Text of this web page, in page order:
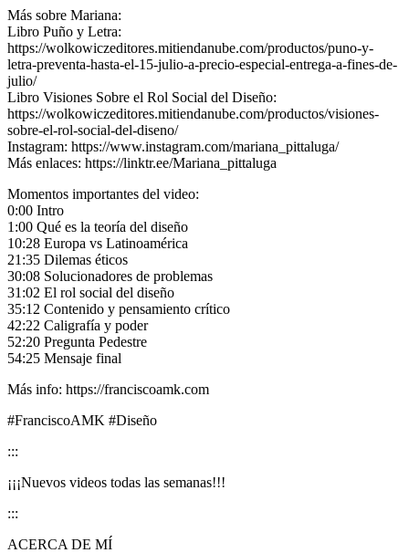
Más sobre Mariana:
Libro Puño y Letra:
https://wolkowiczeditores.mitiendanube.com/productos/puno-y-
letra-preventa-hasta-el-15-julio-a-precio-especial-entrega-a-fines-de-
julio/
Libro Visiones Sobre el Rol Social del Diseño:
https://wolkowiczeditores.mitiendanube.com/productos/visiones-
sobre-el-rol-social-del-diseno/
Instagram: https://www.instagram.com/mariana_pittaluga/
Más enlaces: https://linktr.ee/Mariana_pittaluga
Momentos importantes del video:
0:00 Intro
1:00 Qué es la teoría del diseño
10:28 Europa vs Latinoamérica
21:35 Dilemas éticos
30:08 Solucionadores de problemas
31:02 El rol social del diseño
35:12 Contenido y pensamiento crítico
42:22 Caligrafía y poder
52:20 Pregunta Pedestre
54:25 Mensaje final
Más info: https://franciscoamk.com
#FranciscoAMK #Diseño
:::
¡¡¡Nuevos videos todas las semanas!!!
:::
ACERCA DE MÍ